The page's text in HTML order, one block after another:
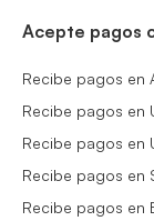
Acepte pagos
Recibe pagos en
Recibe pagos en
Recibe pagos en
Recibe pagos en
Recibe pagos en